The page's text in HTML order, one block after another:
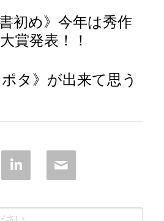
初め》今年は秀作
賞発表！！
タ》が出来て思う